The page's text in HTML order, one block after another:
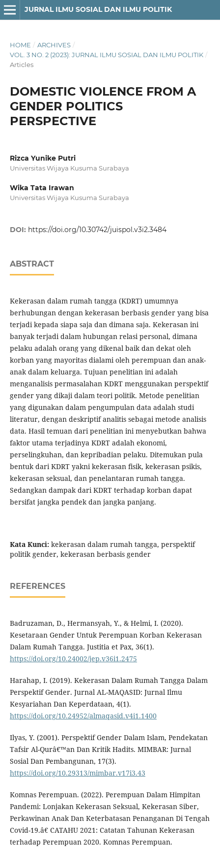
JURNAL ILMU SOSIAL DAN ILMU POLITIK
HOME / ARCHIVES /
VOL. 3 NO. 2 (2023): JURNAL ILMU SOSIAL DAN ILMU POLITIK /
Articles
DOMESTIC VIOLENCE FROM A
GENDER POLITICS
PERSPECTIVE
Rizca Yunike Putri
Universitas Wijaya Kusuma Surabaya
Wika Tata Irawan
Universitas Wijaya Kusuma Surabaya
DOI: https://doi.org/10.30742/juispol.v3i2.3484
ABSTRACT
Kekerasan dalam rumah tangga (KDRT) umumnya
berhubungan dengan kekerasan berbasis gender yang bisa
terjadi kepada siapa saja dan dimana saja. Kekerasan ini
banyak terjadi dalam hubungan relasi personal, dimana
pelaku adalah orang yang dikenal baik dan dekat oleh
korban yang mayoritas dialami oleh perempuan dan anak-
anak dalam keluarga. Tujuan penelitian ini adalah
menganalisis permasalahan KDRT menggunakan perspektif
gender yang dikaji dalam teori politik. Metode penelitian
yang digunakan dalam pengumpulan data adalah studi
literatur, dengan deskriptif analitis sebagai metode analisis
data. Hasil temuan dari penelitian ini menyebutkan bahwa
faktor utama terjadinya KDRT adalah ekonomi,
perselingkuhan, dan kepribadian pelaku. Ditemukan pula
bentuk dari KDRT yakni kekerasan fisik, kekerasan psikis,
kekerasan seksual, dan penelantaran rumah tangga.
Sedangkan dampak dari KDRT terhadap korban dapat
bersifat jangka pendek dan jangka panjang.
Kata Kunci: kekerasan dalam rumah tangga, perspektif
politik gender, kekerasan berbasis gender
REFERENCES
Badruzaman, D., Hermansyah, Y., & Helmi, I. (2020).
Kesetaraan Gender Untuk Perempuan Korban Kekerasan
Dalam Rumah Tangga. Justitia et Pax, 36(1).
https://doi.org/10.24002/jep.v36i1.2475
Harahap, I. (2019). Kekerasan Dalam Rumah Tangga Dalam
Perspektif Gender. Jurnal AL-MAQASID: Jurnal Ilmu
Kesyariahan Dan Keperdataan, 4(1).
https://doi.org/10.24952/almaqasid.v4i1.1400
Ilyas, Y. (2001). Perspektif Gender Dalam Islam, Pendekatan
Tafsir Al-Qurâ€™an Dan Kritik Hadits. MIMBAR: Jurnal
Sosial Dan Pembangunan, 17(3).
https://doi.org/10.29313/mimbar.v17i3.43
Komnas Perempuan. (2022). Perempuan Dalam Himpitan
Pandemi: Lonjakan Kekerasan Seksual, Kekerasan Siber,
Perkawinan Anak Dan Keterbatasan Penanganan Di Tengah
Covid-19.â€ CATAHU 2021: Catatan Tahunan Kekerasan
terhadap Perempuan 2020. Komnas Perempuan.